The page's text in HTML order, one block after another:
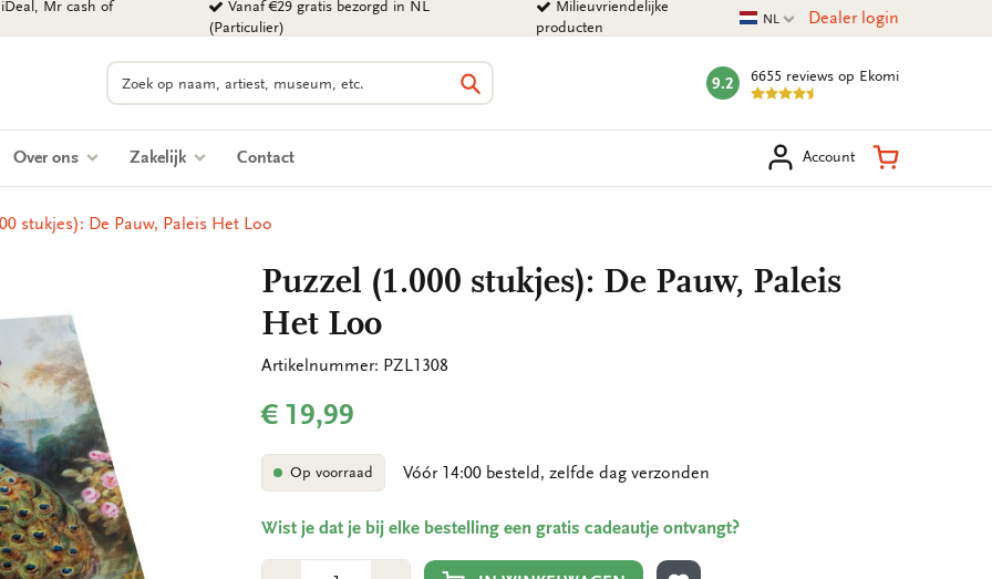
Mr cash of
Vanaf €29 gratis bezorgd in NL
(Particulier)
Milieuvriendelijke
producten
Huidige taal
NL Dealer login
Zoeken
Zoeken
mark:
9.2 6655 reviews op Ekomi
Over ons Zakelijk Contact Account Winkelmand
stukjes): De Pauw, Paleis Het Loo
Puzzel (1.000 stukjes): De Pauw, Paleis
Het Loo
Artikelnummer: PZL1308
€ 19,99
Op voorraad Vóór 14:00 besteld, zelfde dag verzonden
Wist je dat je bij elke bestelling een gratis cadeautje ontvangt?